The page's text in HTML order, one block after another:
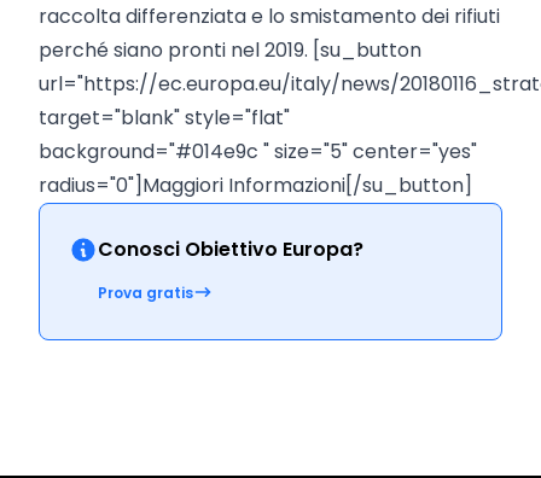
raccolta differenziata e lo smistamento dei rifiuti
perché siano pronti nel 2019. [su_button
url="https://ec.europa.eu/italy/news/
target="blank" style="flat"
background="#014e9c " size="5" center="yes"
radius="0"]Maggiori Informazioni[/su_button]
Conosci Obiettivo Europa?
Prova gratis